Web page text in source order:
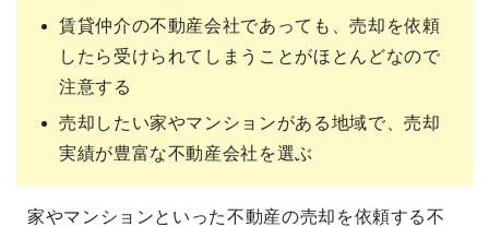
賃貸仲介の不動産会社であっても、売却を依頼
したら受けられてしまうことがほとんどなので
注意する
売却したい家やマンションがある地域で、売却
実績が豊富な不動産会社を選ぶ
家やマンションといった不動産の売却を依頼する不